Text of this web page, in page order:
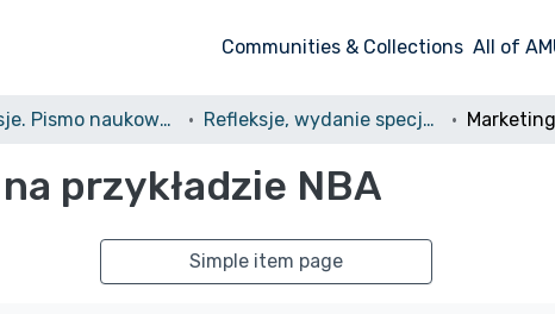
Communities & Collections All of
Refleksje. Pismo naukowe studentów i doktorantów WNPiD UAM Refleksje, wydanie specjalne, wiosna 2012
przykładzie NBA
Simple item page